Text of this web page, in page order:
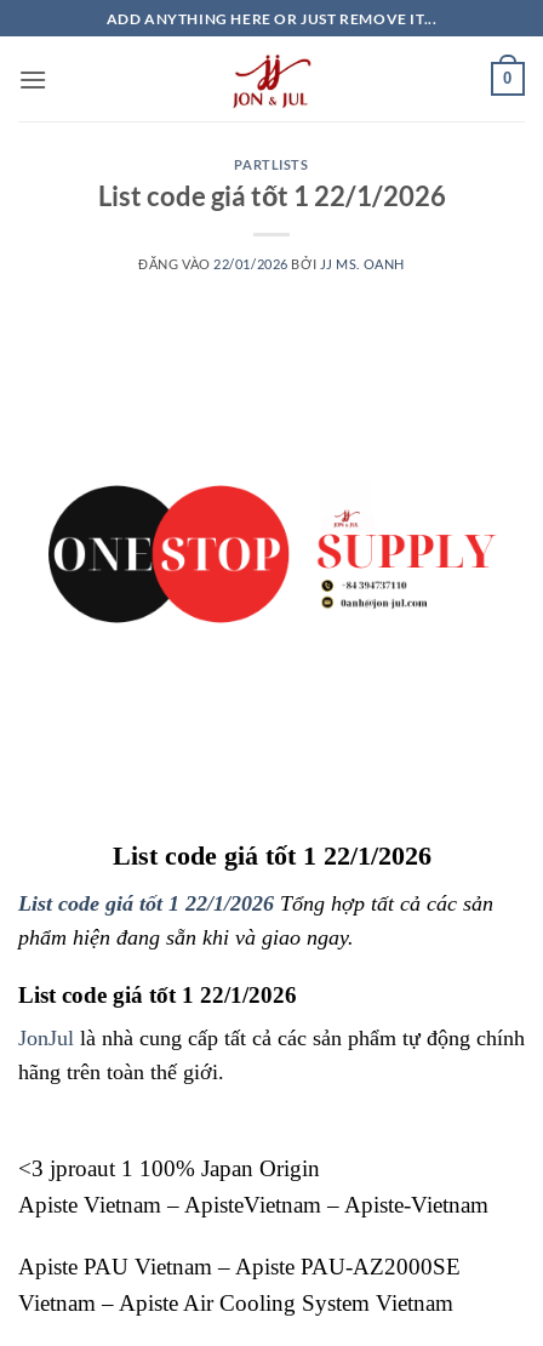
qua
nội
ADD ANYTHING HERE OR JUST REMOVE IT...
0
PARTLISTS
List code giá tốt 1 22/1/2026
ĐĂNG VÀO 22/01/2026 BỞI JJ MS. OANH
List code giá tốt 1 22/1/2026
List code giá tốt 1 22/1/2026 Tổng hợp tất cả các sản
phẩm hiện đang sẵn khi và giao ngay.
List code giá tốt 1 22/1/2026
JonJul là nhà cung cấp tất cả các sản phẩm tự động chính
hãng trên toàn thế giới.
<3 jproaut 1 100% Japan Origin
Apiste Vietnam – ApisteVietnam – Apiste-Vietnam
Apiste PAU Vietnam – Apiste PAU-AZ2000SE
Vietnam – Apiste Air Cooling System Vietnam